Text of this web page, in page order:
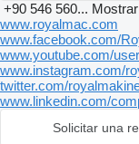
+90 546 560... Mostrar
www.royalmac.com
www.facebook.com/
www.youtube.com/
www.instagram.com/
twitter.com/
www.linkedin.com/
Solicitar una